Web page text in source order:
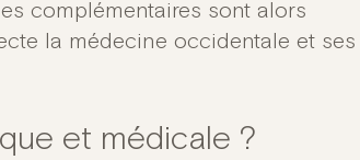
complémentaires sont alors
la médecine occidentale et ses
et médicale ?